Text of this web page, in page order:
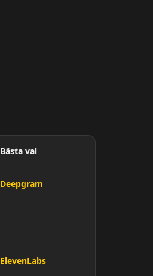
Bästa val
Deepgram
ElevenLabs